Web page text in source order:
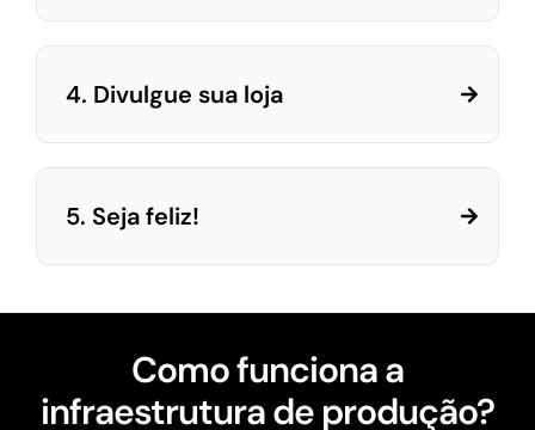
4. Divulgue sua loja
5. Seja feliz!
Como funciona a
infraestrutura de produção?